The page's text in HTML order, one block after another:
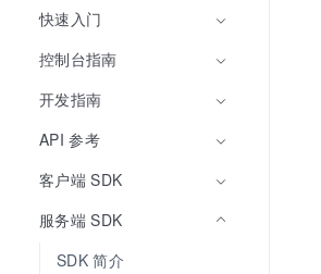
快速入门
控制台指南
开发指南
API 参考
客户端 SDK
服务端 SDK
SDK 简介